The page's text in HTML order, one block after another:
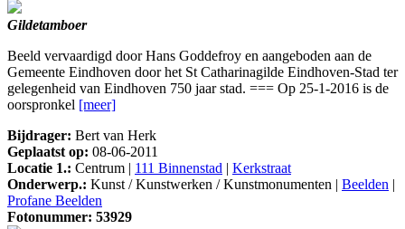
Gildetamboer
Beeld vervaardigd door Hans Goddefroy en aangeboden aan de
Gemeente Eindhoven door het St Catharinagilde Eindhoven-Stad ter
gelegenheid van Eindhoven 750 jaar stad. === Op 25-1-2016 is de
oorspronkel [meer]
Bijdrager: Bert van Herk
Geplaatst op: 08-06-2011
Locatie 1.: Centrum | 111 Binnenstad | Kerkstraat
Onderwerp.: Kunst / Kunstwerken / Kunstmonumenten | Beelden |
Profane Beelden
Fotonummer: 53929